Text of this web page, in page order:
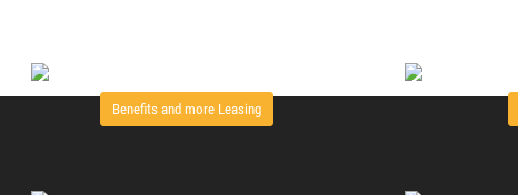
Benefits and more Leasing